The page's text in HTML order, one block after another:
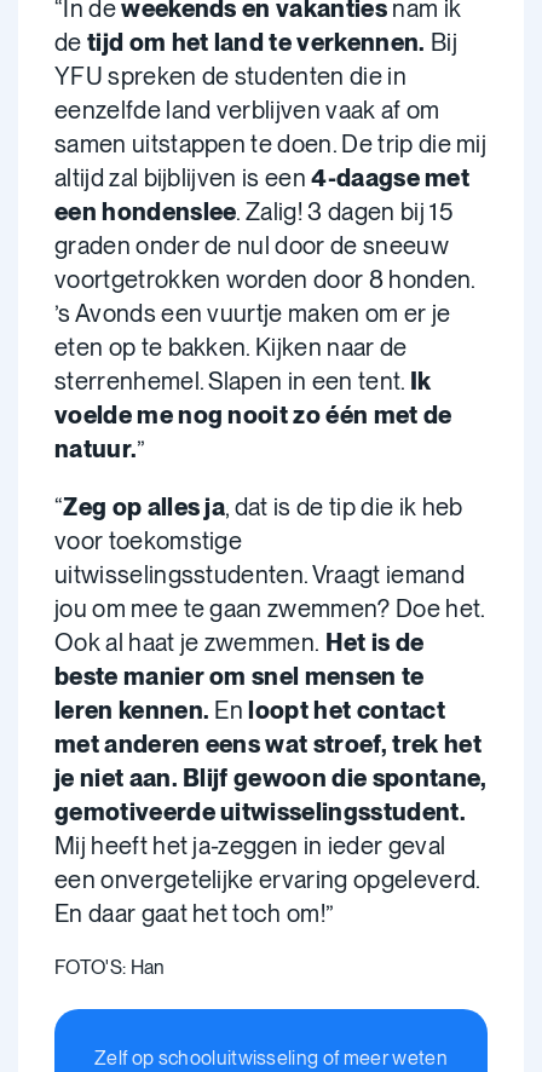
“In deweekends en vakantiesnam ik
de tijd om het land te verkennen. Bij
YFU spreken de studenten die in
eenzelfde land verblijven vaak af om
samen uitstappen te doen. De trip die mij
altijd zal bijblijven is een4-daagse met
een hondenslee. Zalig! 3 dagen bij 15
graden onder de nul door de sneeuw
voortgetrokken worden door 8 honden.
’s Avonds een vuurtje maken om er je
eten op te bakken. Kijken naar de
sterrenhemel. Slapen in een tent. Ik
voelde me nog nooit zo één met de
natuur.”
“Zeg op alles ja, dat is de tip die ik heb
voor toekomstige
uitwisselingsstudenten. Vraagt iemand
jou om mee te gaan zwemmen? Doe het.
Ook al haat je zwemmen. Het is de
beste manier om snel mensen te
leren kennen. Enloopt het contact
met anderen eens wat stroef, trek het
je niet aan. Blijf gewoon die spontane,
gemotiveerde uitwisselingsstudent.
Mij heeft het ja-zeggen in ieder geval
een onvergetelijke ervaring opgeleverd.
En daar gaat het toch om!”
FOTO'S: Han
Zelf op schooluitwisseling of meer weten